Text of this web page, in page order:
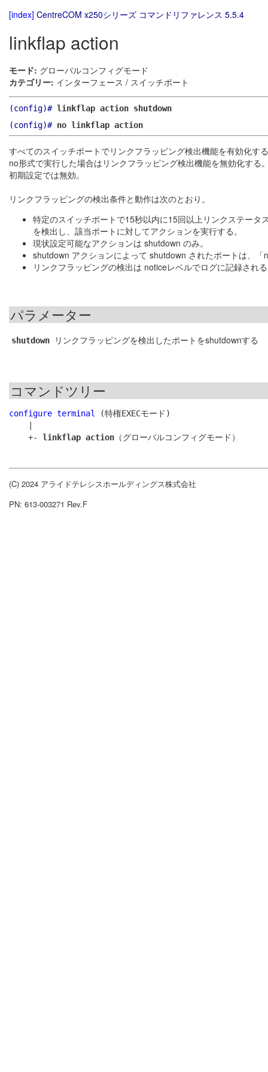
[index] CentreCOM x250シリーズ コマンドリファレンス 5.5.4
linkflap action
モード: グローバルコンフィグモード
カテゴリー: インターフェース / スイッチポート
(config)# linkflap action shutdown
(config)# no linkflap action
すべてのスイッチポートでリンクフラッピング検出機能を有効化す
no形式で実行した場合はリンクフラッピング検出機能を無効化する
初期設定では無効。
リンクフラッピングの検出条件と動作は次のとおり。
特定のスイッチポートで15秒以内に15回以上リンクステー
を検出し、該当ポートに対してアクションを実行する。
現状設定可能なアクションは shutdown のみ。
shutdown アクションによって shutdown されたポートは、
リンクフラッピングの検出は noticeレベルでログに記録され
パラメーター
shutdown リンクフラッピングを検出したポートをshutdownする
コマンドツリー
configure terminal
(特権EXECモード)
    +-
linkflap action
(C) 2024 アライドテレシスホールディングス株式会社
PN: 613-003271 Rev.F